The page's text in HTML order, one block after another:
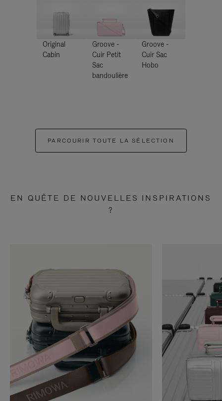
Original
Cabin
Groove -
Cuir Petit
Sac
bandoulière
Groove -
Cuir Sac
Hobo
PARCOURIR TOUTE LA SÉLECTION
EN QUÊTE DE NOUVELLES INSPIRATIONS
?